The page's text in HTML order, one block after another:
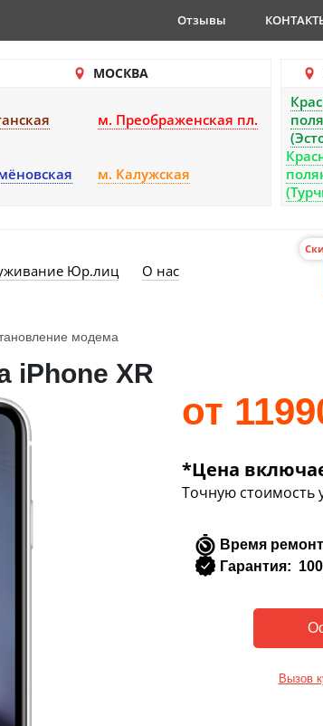
Отзывы
МОСКВА
м. Преображенская пл.
м. Калужская
Юр.лиц О нас
модема
iPhone XR
от
*Цена
Точную стоимость
Время
Гарантия:
Вызов